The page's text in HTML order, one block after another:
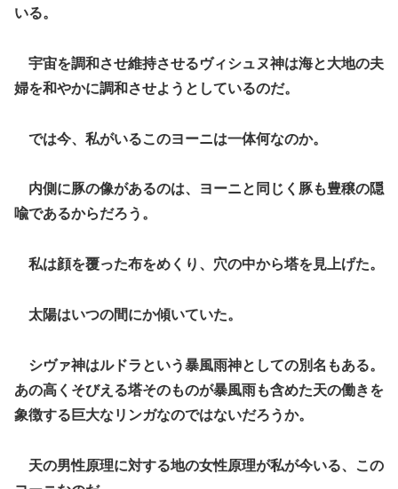
いる。
宇宙を調和させ維持させるヴィシュヌ神は海と大地の夫
婦を和やかに調和させようとしているのだ。
では今、私がいるこのヨーニは一体何なのか。
内側に豚の像があるのは、ヨーニと同じく豚も豊穣の隠
喩であるからだろう。
私は顔を覆った布をめくり、穴の中から塔を見上げた。
太陽はいつの間にか傾いていた。
シヴァ神はルドラという暴風雨神としての別名もある。
あの高くそびえる塔そのものが暴風雨も含めた天の働きを
象徴する巨大なリンガなのではないだろうか。
天の男性原理に対する地の女性原理が私が今いる、この